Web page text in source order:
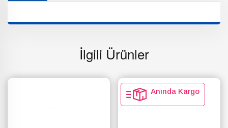
İlgili Ürünler
Anında Kargo